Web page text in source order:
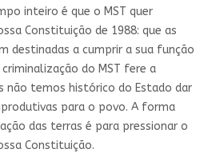
inteiro é que o MST quer
Constituição de 1988: que as
destinadas a cumprir a sua função
do MST fere a
não temos histórico do Estado dar
para o povo. A forma
das terras é para pressionar o
Constituição.